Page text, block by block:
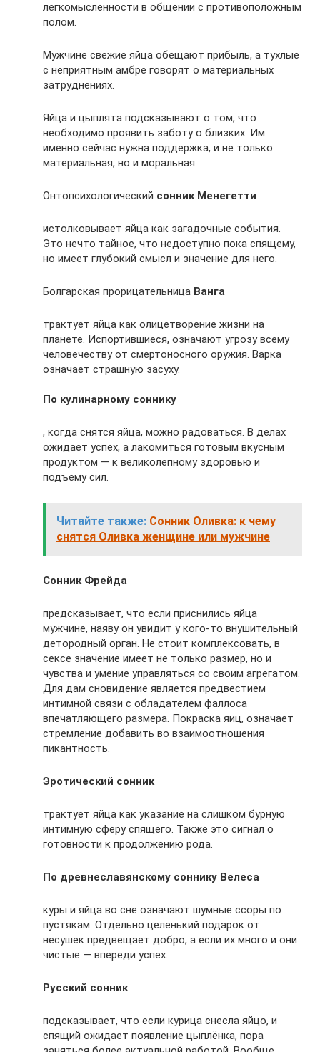
легкомысленности в общении с противоположным
полом.
Мужчине свежие яйца обещают прибыль, а тухлые
с неприятным амбре говорят о материальных
затруднениях.
Яйца и цыплята подсказывают о том, что
необходимо проявить заботу о близких. Им
именно сейчас нужна поддержка, и не только
материальная, но и моральная.
Онтопсихологический сонник Менегетти
истолковывает яйца как загадочные события.
Это нечто тайное, что недоступно пока спящему,
но имеет глубокий смысл и значение для него.
Болгарская прорицательница Ванга
трактует яйца как олицетворение жизни на
планете. Испортившиеся, означают угрозу всему
человечеству от смертоносного оружия. Варка
означает страшную засуху.
По кулинарному соннику
, когда снятся яйца, можно радоваться. В делах
ожидает успех, а лакомиться готовым вкусным
продуктом — к великолепному здоровью и
подъему сил.
Читайте также: Сонник Оливка: к чему
снятся Оливка женщине или мужчине
Сонник Фрейда
предсказывает, что если приснились яйца
мужчине, наяву он увидит у кого-то внушительный
детородный орган. Не стоит комплексовать, в
сексе значение имеет не только размер, но и
чувства и умение управляться со своим агрегатом.
Для дам сновидение является предвестием
интимной связи с обладателем фаллоса
впечатляющего размера. Покраска яиц, означает
стремление добавить во взаимоотношения
пикантность.
Эротический сонник
трактует яйца как указание на слишком бурную
интимную сферу спящего. Также это сигнал о
готовности к продолжению рода.
По древнеславянскому соннику Велеса
куры и яйца во сне означают шумные ссоры по
пустякам. Отдельно целенький подарок от
несушек предвещает добро, а если их много и они
чистые — впереди успех.
Русский сонник
подсказывает, что если курица снесла яйцо, и
спящий ожидает появление цыплёнка, пора